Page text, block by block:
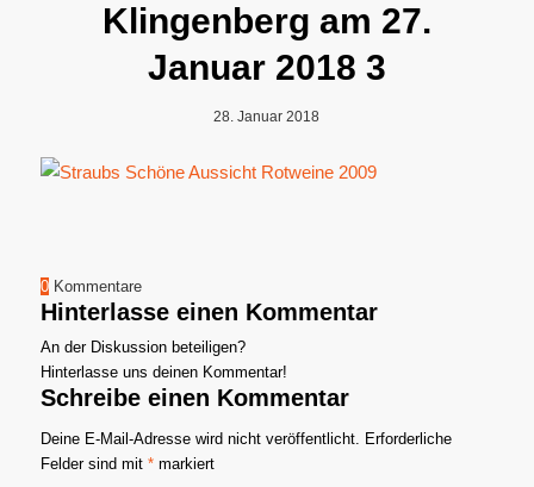
Klingenberg am 27.
Januar 2018 3
28. Januar 2018
0 Kommentare
Hinterlasse einen Kommentar
An der Diskussion beteiligen?
Hinterlasse uns deinen Kommentar!
Schreibe einen Kommentar
Deine E-Mail-Adresse wird nicht veröffentlicht. Erforderliche
Felder sind mit *markiert